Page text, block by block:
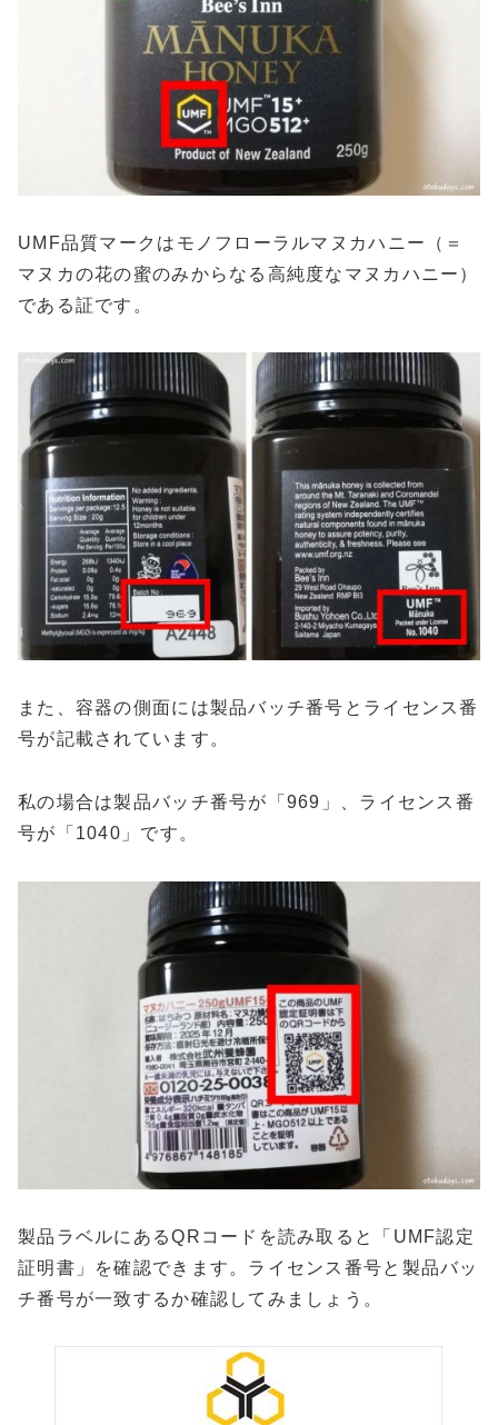
UMF品質マークはモノフローラルマヌカハニー（＝
マヌカの花の蜜のみからなる高純度なマヌカハニー）
である証です。
また、容器の側面には製品バッチ番号とライセンス番
号が記載されています。
私の場合は製品バッチ番号が「969」、ライセンス番
号が「1040」です。
製品ラベルにあるQRコードを読み取ると「UMF認定
証明書」を確認できます。ライセンス番号と製品バッ
チ番号が一致するか確認してみましょう。